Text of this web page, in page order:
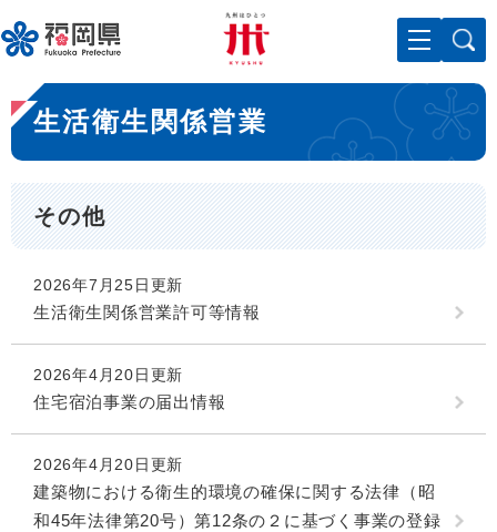
ー
ジ
先
頭
で
。
メニューを飛ばして本文へ
本
文
生活衛生関係営業
その他
2026年7月25日更新
生活衛生関係営業許可等情報
2026年4月20日更新
住宅宿泊事業の届出情報
2026年4月20日更新
建築物における衛生的環境の確保に関する法律（昭
和45年法律第20号）第12条の２に基づく事業の登録